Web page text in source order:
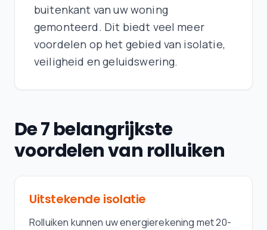
buitenkant van uw woning
gemonteerd. Dit biedt veel meer
voordelen op het gebied van isolatie,
veiligheid en geluidswering.
De 7 belangrijkste
voordelen van rolluiken
Uitstekende isolatie
Rolluiken kunnen uw energierekening met 20-